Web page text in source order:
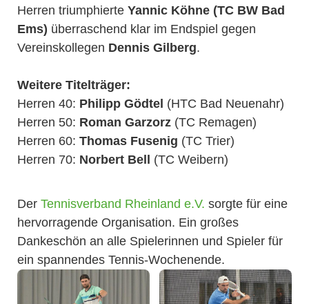
Herren triumphierte Yannic Köhne (TC BW Bad
Ems) überraschend klar im Endspiel gegen
Vereinskollegen Dennis Gilberg.
Weitere Titelträger:
Herren 40: Philipp Gödtel (HTC Bad Neuenahr)
Herren 50: Roman Garzorz (TC Remagen)
Herren 60: Thomas Fusenig (TC Trier)
Herren 70: Norbert Bell (TC Weibern)
Der Tennisverband Rheinland e.V. sorgte für eine
hervorragende Organisation. Ein großes
Dankeschön an alle Spielerinnen und Spieler für
ein spannendes Tennis-Wochenende.